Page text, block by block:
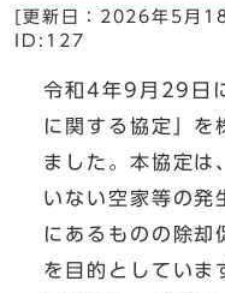
[更新日： 2026年5月
ID:127
令和4年9月29日
に関する協定」を
ました。本協定は
いない空家等の発
にあるものの除却
を目的としていま